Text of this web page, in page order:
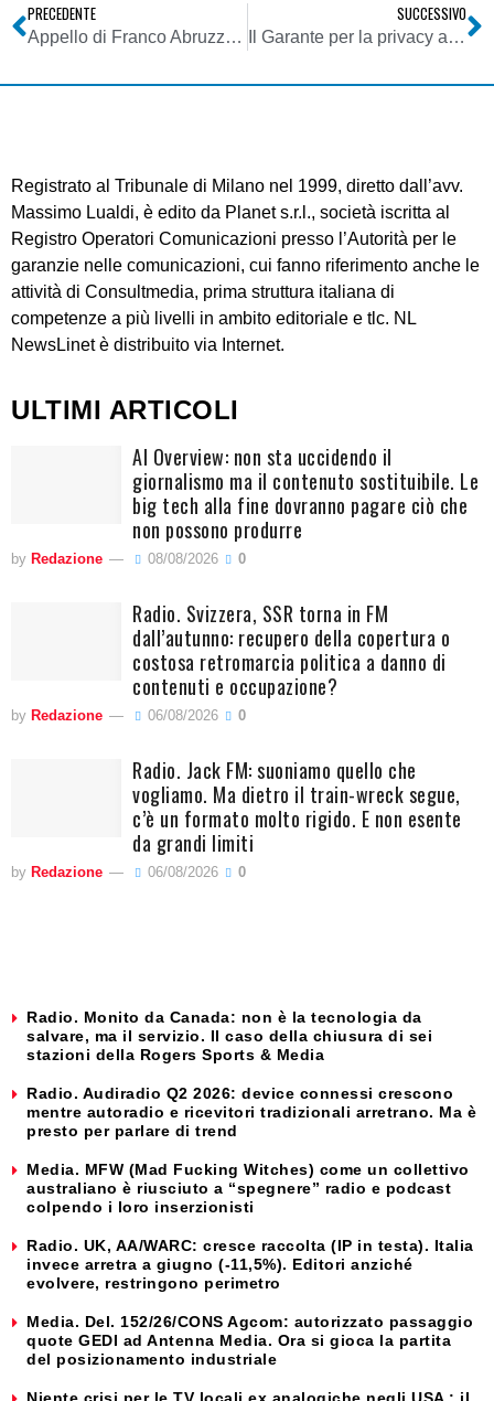
PRECEDENTE
Appello di Franco Abruzzo: “Diamo voce a chi ne è privo. Non lasciamo isolati due giovani giornalisti calabresi!”
SUCCESSIVO
Il Garante per la privacy al Com-Pa 2007
Registrato al Tribunale di Milano nel 1999, diretto dall’avv.
Massimo Lualdi, è edito da Planet s.r.l., società iscritta al
Registro Operatori Comunicazioni presso l’Autorità per le
garanzie nelle comunicazioni, cui fanno riferimento anche le
attività di Consultmedia, prima struttura italiana di
competenze a più livelli in ambito editoriale e tlc. NL
NewsLinet è distribuito via Internet.
ULTIMI ARTICOLI
AI Overview: non sta uccidendo il
giornalismo ma il contenuto sostituibile. Le
big tech alla fine dovranno pagare ciò che
non possono produrre
by Redazione 08/08/2026 0
Radio. Svizzera, SSR torna in FM
dall’autunno: recupero della copertura o
costosa retromarcia politica a danno di
contenuti e occupazione?
by Redazione 06/08/2026 0
Radio. Jack FM: suoniamo quello che
vogliamo. Ma dietro il train-wreck segue,
c’è un formato molto rigido. E non esente
da grandi limiti
by Redazione 06/08/2026 0
Radio. Monito da Canada: non è la tecnologia da
salvare, ma il servizio. Il caso della chiusura di sei
stazioni della Rogers Sports & Media
Radio. Audiradio Q2 2026: device connessi crescono
mentre autoradio e ricevitori tradizionali arretrano. Ma è
presto per parlare di trend
Media. MFW (Mad Fucking Witches) come un collettivo
australiano è riusciuto a “spegnere” radio e podcast
colpendo i loro inserzionisti
Radio. UK, AA/WARC: cresce raccolta (IP in testa). Italia
invece arretra a giugno (-11,5%). Editori anziché
evolvere, restringono perimetro
Media. Del. 152/26/CONS Agcom: autorizzato passaggio
quote GEDI ad Antenna Media. Ora si gioca la partita
del posizionamento industriale